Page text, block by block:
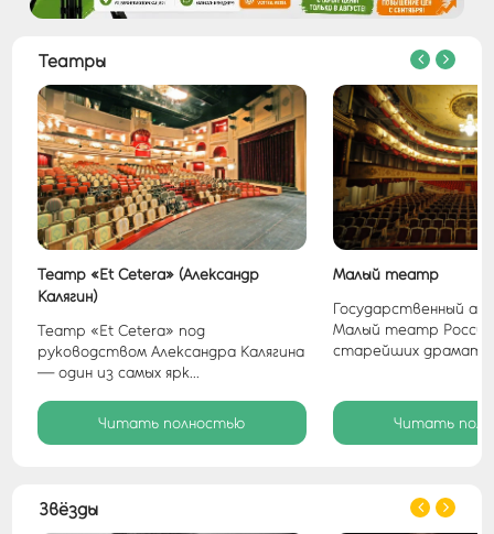
Театры
Театр «Et Cetera» (Александр
Калягин)
Театр «Et Cetera» под
руководством Александра Калягина
— один из самых ярк...
Читать полностью
Малый театр
Государственный
Малый театр
старейших
Читать
Звёзды